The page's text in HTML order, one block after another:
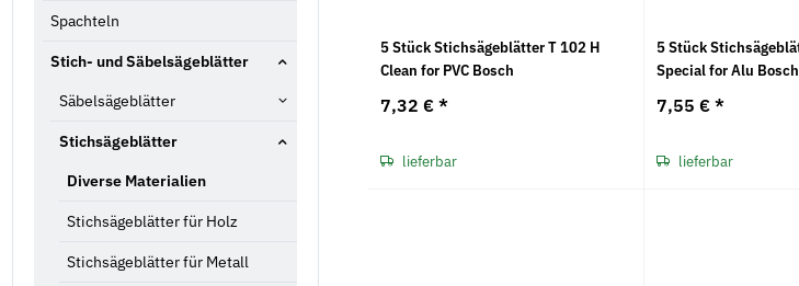
5 Stück Stichsägeblätter T 102 H
Clean for PVC Bosch
7,32 €*
lieferbar
5 Stück
Special for Alu Bosch
7,55 €*
lieferbar
Spachteln
Stich- und Säbelsägeblätter
Säbelsägeblätter
Stichsägeblätter
Diverse Materialien
Stichsägeblätter für Holz
Stichsägeblätter für Metall